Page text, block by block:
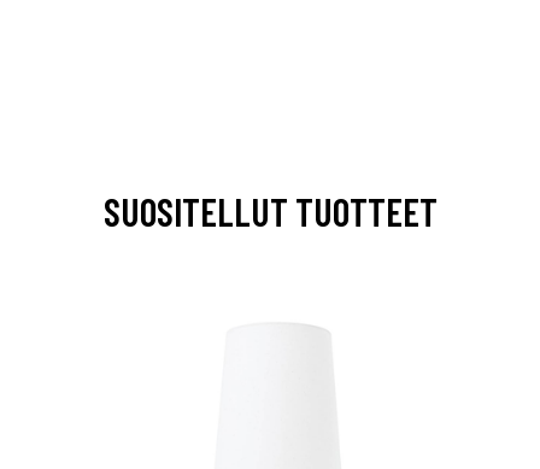
SUOSITELLUT TUOTTEET